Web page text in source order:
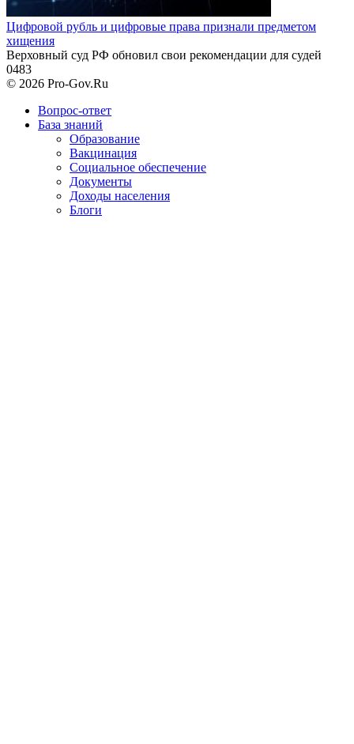
Цифровой рубль и цифровые права признали предметом
хищения
Верховный суд РФ обновил свои рекомендации для судей
0483
© 2026 Pro-Gov.Ru
Вопрос-ответ
База знаний
Образование
Вакцинация
Социальное обеспечение
Документы
Доходы населения
Блоги